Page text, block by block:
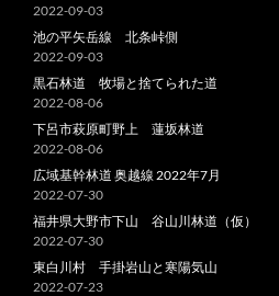
2022-09-03
池の平矢岳線 北条峠側
2022-09-03
黒石林道 牧場と捨てられた道
2022-08-06
下呂市萩原町野上 蓮坂林道
2022-08-06
広域基幹林道 奥越線 2022年7月
2022-07-30
福井県大野市下山 谷山川林道（仮）
2022-07-30
東白川村 手掛岩山と寒陽気山
2022-07-23